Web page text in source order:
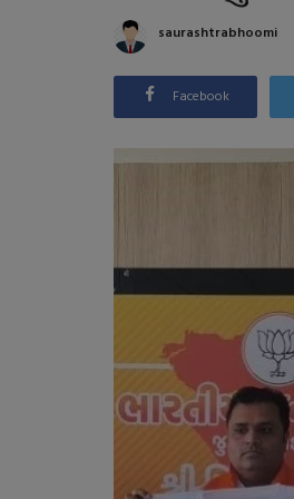
saurashtrabhoomi
Facebook